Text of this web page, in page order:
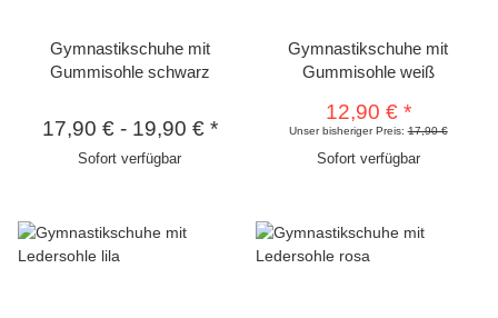
Gymnastikschuhe mit
Gummisohle schwarz
17,90 €- 19,90 € *
Sofort verfügbar
Gymnastikschuhe mit
Gummisohle weiß
12,90 € *
Unser bisheriger Preis:17,90 €
Sofort verfügbar